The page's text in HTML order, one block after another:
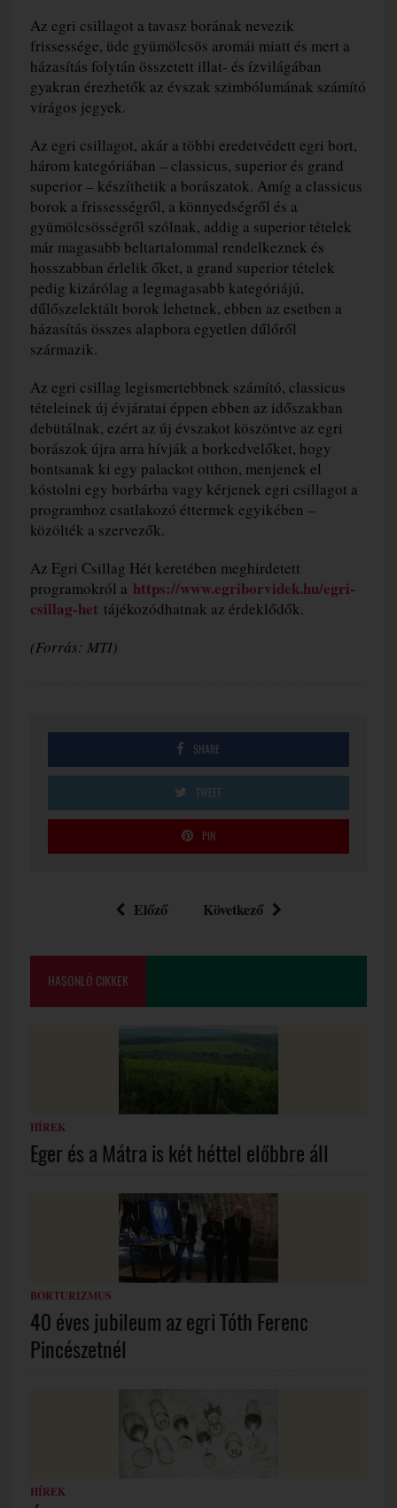
Az egri csillagot a tavasz borának nevezik
frissessége, üde gyümölcsös aromái miatt és mert a
házasítás folytán összetett illat- és ízvilágában
gyakran érezhetők az évszak szimbólumának számító
virágos jegyek.
Az egri csillagot, akár a többi eredetvédett egri bort,
három kategóriában – classicus, superior és grand
superior – készíthetik a borászatok. Amíg a classicus
borok a frissességről, a könnyedségről és a
gyümölcsösségről szólnak, addig a superior tételek
már magasabb beltartalommal rendelkeznek és
hosszabban érlelik őket, a grand superior tételek
pedig kizárólag a legmagasabb kategóriájú,
dűlőszelektált borok lehetnek, ebben az esetben a
házasítás összes alapbora egyetlen dűlőről
származik.
Az egri csillag legismertebbnek számító, classicus
tételeinek új évjáratai éppen ebben az időszakban
debütálnak, ezért az új évszakot köszöntve az egri
borászok újra arra hívják a borkedvelőket, hogy
bontsanak ki egy palackot otthon, menjenek el
kóstolni egy borbárba vagy kérjenek egri csillagot a
programhoz csatlakozó éttermek egyikében –
közölték a szervezők.
Az Egri Csillag Hét keretében meghirdetett
programokról a https://www.egriborvidek.hu/egri-
csillag-het tájékozódhatnak az érdeklődők.
(Forrás: MTI)
SHARE
TWEET
PIN
Előző Következő
HASONLÓ CIKKEK
HÍREK
Eger és a Mátra is két héttel előbbre áll
BORTURIZMUS
40 éves jubileum az egri Tóth Ferenc
Pincészetnél
HÍREK